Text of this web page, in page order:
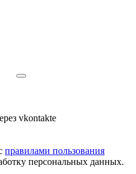
vkontakte
правилами пользования
персональных данных.